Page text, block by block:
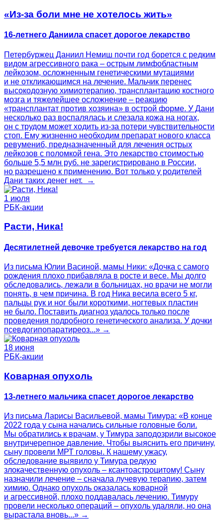
«Из-за боли мне не хотелось жить»
16-летнего Даниила спасет дорогое лекарство
Петербуржец Даниил Немиш почти год борется с редким
видом агрессивного рака – острым лимфобластным
лейкозом, осложненным генетическими мутациями
и не откликающимся на лечение. Мальчик перенес
высокодозную химиотерапию, трансплантацию костного
мозга и тяжелейшее осложнение – реакцию
«трансплантат против хозяина» в острой форме. У Дани
несколько раз воспалялась и слезала кожа на ногах,
он с трудом может ходить из-за потери чувствительности
стоп. Ему жизненно необходим препарат нового класса
ревумениб, предназначенный для лечения острых
лейкозов с поломкой гена. Это лекарство стоимостью
больше 5,5 млн руб. не зарегистрировано в России,
но разрешено к применению. Вот только у родителей
Дани таких денег нет. →
1 июля
РБК-акции
Расти, Ника!
Десятилетней девочке требуется лекарство на год
Из письма Юлии Васиной, мамы Ники: «Дочка с самого
рождения плохо прибавляла в росте и весе. Мы долго
обследовались, лежали в больницах, но врачи не могли
понять, в чем причина. В год Ника весила всего 5 кг,
пальцы рук и ног были короткими, ногтевых пластин
не было. Поставить диагноз удалось только после
проведения подробного генетического анализа. У дочки
псевдогипопаратиреоз...» →
18 июня
РБК-акции
Коварная опухоль
13-летнего мальчика спасет дорогое лекарство
Из письма Ларисы Васильевой, мамы Тимура: «В конце
2022 года у сына начались сильные головные боли.
Мы обратились к врачам, у Тимура заподозрили высокое
внутричерепное давление. Чтобы выяснить его причину,
сыну провели МРТ головы. К нашему ужасу,
обследование выявило у Тимура редкую
злокачественную опухоль – ксантоастроцитому! Сыну
назначили лечение – сначала лучевую терапию, затем
химию. Однако опухоль оказалась коварной
и агрессивной, плохо поддавалась лечению. Тимуру
провели несколько операций – опухоль удаляли, но она
вырастала вновь...» →